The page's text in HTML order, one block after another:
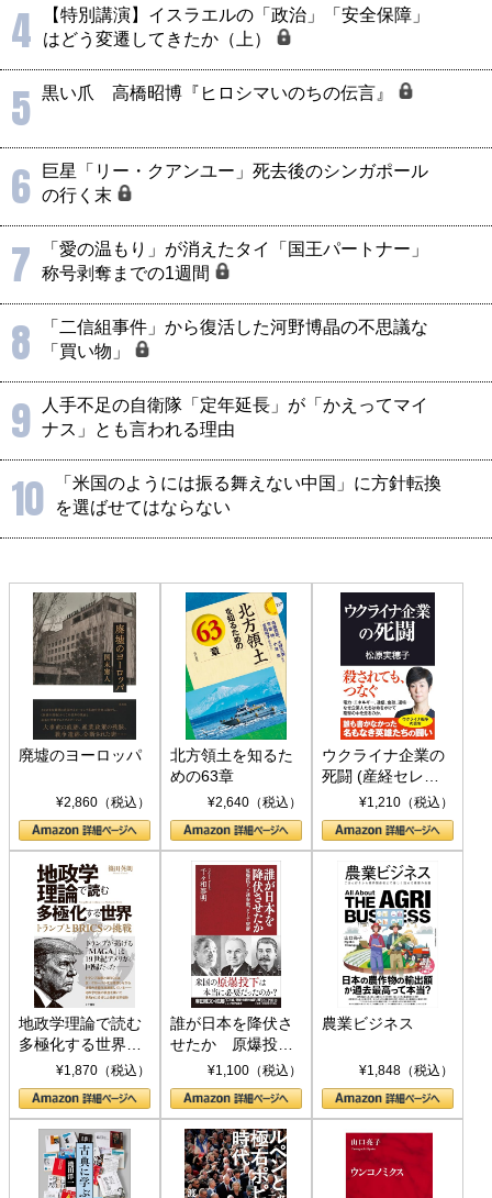
4
【特別講演】イスラエルの「政治」「安全保障」
はどう変遷してきたか（上）
5 黒い爪 高橋昭博『ヒロシマいのちの伝言』
6
巨星「リー・クアンユー」死去後のシンガポール
の行く末
7
「愛の温もり」が消えたタイ「国王パートナー」
称号剥奪までの1週間
8
「二信組事件」から復活した河野博晶の不思議な
「買い物」
9
人手不足の自衛隊「定年延長」が「かえってマイ
ナス」とも言われる理由
10
「米国のようには振る舞えない中国」に方針転換
を選ばせてはならない
廃墟のヨーロッパ
¥2,860（税込）
北方領土を知るた
めの63章
¥2,640（税込）
ウクライナ企業の
死闘 (産経セレク
ト S 039)¥1,210（税込）
地政学理論で読む
多極化する世界：
トランプとBRICS
の挑戦
¥1,870（税込）
誰が日本を降伏さ
せたか 原爆投
下、ソ連参戦、そ
して聖断 (PHP新
書)
¥1,100（税込）
農業ビジネス
¥1,848（税込）